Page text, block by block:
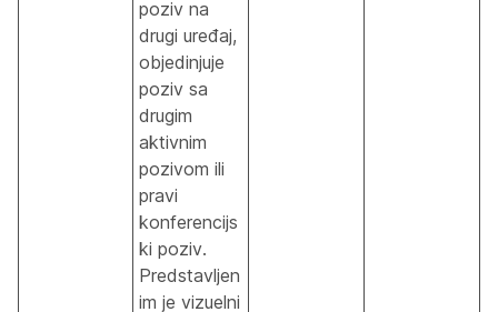
poziv na
drugi uređaj,
objedinjuje
poziv sa
drugim
aktivnim
pozivom ili
pravi
konferencijs
ki poziv.
Predstavljen
im je vizuelni